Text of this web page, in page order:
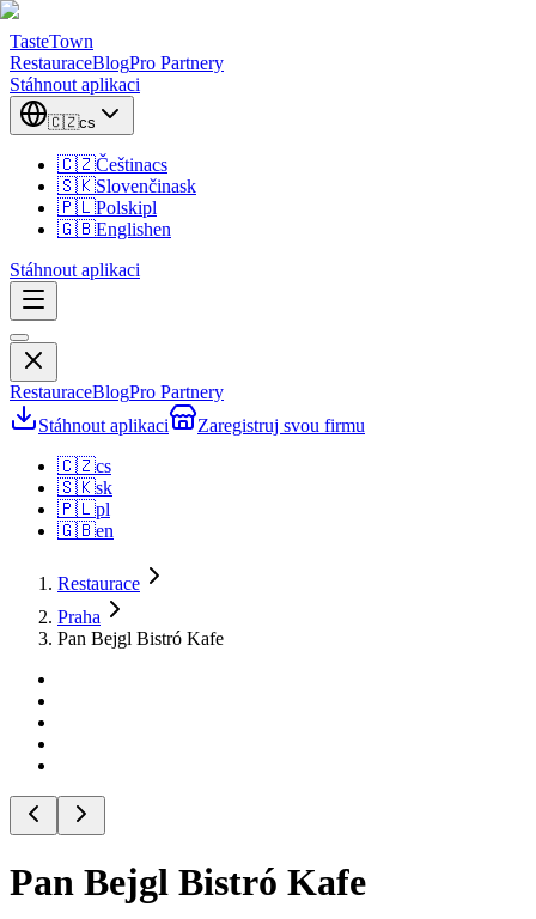
TasteTown
RestauraceBlogPro Partnery
Stáhnout aplikaci
🇨🇿cs
🇨🇿Češtinacs
🇸🇰Slovenčinask
🇵🇱Polskipl
🇬🇧Englishen
Stáhnout aplikaci
RestauraceBlogPro Partnery
Stáhnout aplikaci
Zaregistruj svou firmu
🇨🇿cs
🇸🇰sk
🇵🇱pl
🇬🇧en
Restaurace
Praha
Pan Bejgl Bistró Kafe
Pan Bejgl Bistró Kafe